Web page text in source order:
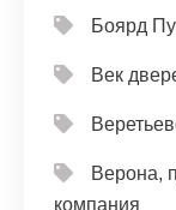
Боярд
Век
Верона,
компания